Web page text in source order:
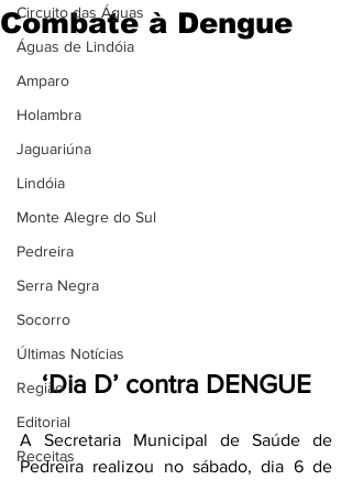
Circuito das Águas
Águas de Lindóia
Amparo
Holambra
Jaguariúna
Lindóia
Monte Alegre do Sul
Pedreira
Serra Negra
Socorro
Últimas Notícias
Região
Editorial
Receitas
Combate à Dengue
‘Dia D’ contra DENGUE
A Secretaria Municipal de Saúde de
Pedreira realizou no sábado, dia 6 de